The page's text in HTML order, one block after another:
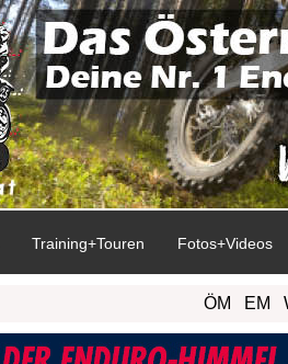
Training+Touren Fotos+Videos
ÖM EM